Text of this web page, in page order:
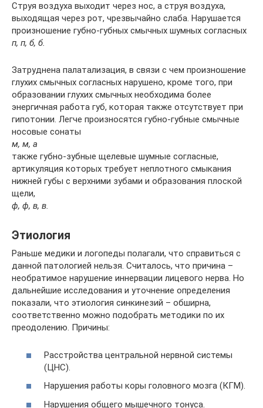
Струя воздуха выходит через нос, а струя воздуха,
выходящая через рот, чрезвычайно слаба. Нарушается
произношение губно-губных смычных шумных согласных
п, п, б, б.
Затруднена палатализация, в связи с чем произношение
глухих смычных согласных нарушено, кроме того, при
образовании глухих смычных необходима более
энергичная работа губ, которая также отсутствует при
гипотонии. Легче произносятся губно-губные смычные
носовые сонаты
м, м, а
также губно-зубные щелевые шумные согласные,
артикуляция которых требует неплотного смыкания
нижней губы с верхними зубами и образования плоской
щели,
ф, ф, в, в.
Этиология
Раньше медики и логопеды полагали, что справиться с
данной патологией нельзя. Считалось, что причина –
необратимое нарушение иннервации лицевого нерва. Но
дальнейшие исследования и уточнение определения
показали, что этиология синкинезий – обширна,
соответственно можно подобрать методики по их
преодолению. Причины:
Расстройства центральной нервной системы
(ЦНС).
Нарушения работы коры головного мозга (КГМ).
Нарушения общего мышечного тонуса.